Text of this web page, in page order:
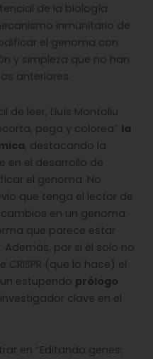
de la biología
inmunitario de
el genoma con
y simpleza que no han
anteriores.
de leer, Lluís Montoliu
pega y colorea” la
, destacando la
en el desarrollo de
el genoma. No
que tenga el lector de
cambios en un genoma.
que parece estar
por si él solo no
(que lo hace) el
estupendo prólogo
clave en el
en “Editando genes: